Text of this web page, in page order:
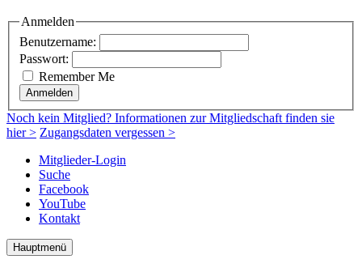
Anmelden
Benutzername:
Passwort:
Remember Me
Anmelden
Noch kein Mitglied? Informationen zur Mitgliedschaft finden sie
hier > Zugangsdaten vergessen >
Mitglieder-Login
Suche
Facebook
YouTube
Kontakt
Hauptmenü